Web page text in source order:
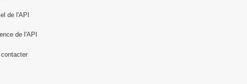
de l'API
de l'API